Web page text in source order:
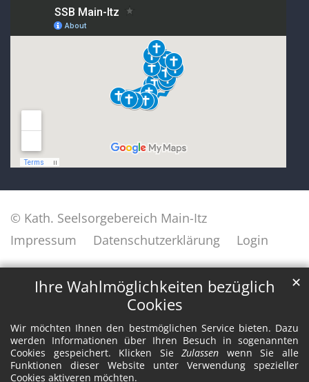
Ihre Wahlmöglichkeiten bezüglich
Cookies
Wir möchten Ihnen den bestmöglichen Service bieten. Dazu
werden Informationen über Ihren Besuch in sogenannten
Cookies gespeichert. Klicken SieZulassen wenn Sie alle
Funktionen dieser Website unter Verwendung spezieller
Cookies aktiveren möchten.
✕
© Kath. Seelsorgebereich Main-Itz
Impressum
Datenschutzerklärung Login